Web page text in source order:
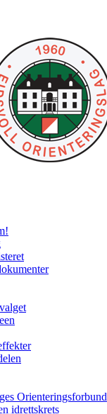
Orienteringsforbund
idrettskrets